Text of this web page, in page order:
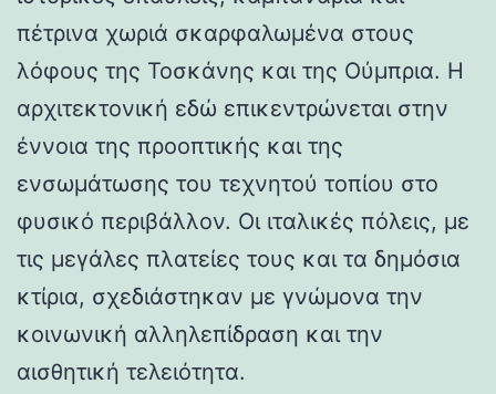
πέτρινα χωριά σκαρφαλωμένα στους
λόφους της Τοσκάνης και της Ούμπρια. Η
αρχιτεκτονική εδώ επικεντρώνεται στην
έννοια της προοπτικής και της
ενσωμάτωσης του τεχνητού τοπίου στο
φυσικό περιβάλλον. Οι ιταλικές πόλεις, με
τις μεγάλες πλατείες τους και τα δημόσια
κτίρια, σχεδιάστηκαν με γνώμονα την
κοινωνική αλληλεπίδραση και την
αισθητική τελειότητα.